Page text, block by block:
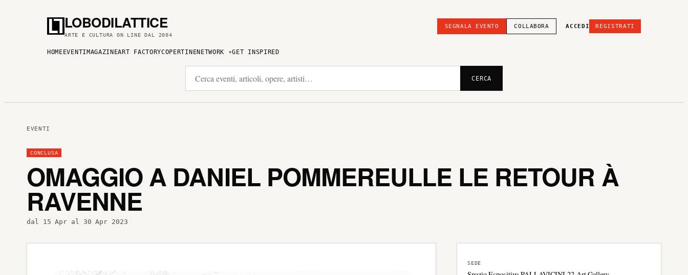
LOBODILATTICE
ARTE E CULTURA ON LINE DAL 2004
SEGNALA EVENTO COLLABORA ACCEDI REGISTRATI
HOME EVENTI MAGAZINEART FACTORYCOPERTINENETWORK GET INSPIRED
CERCA
EVENTI
CONCLUSA
OMAGGIO A DANIEL POMMEREULLE LE RETOUR À
RAVENNE
dal 15 Apr al 30 Apr 2023
SEDE